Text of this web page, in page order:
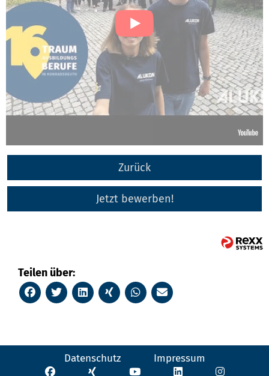
Zurück
Jetzt bewerben!
Teilen über:
Datenschutz Impressum